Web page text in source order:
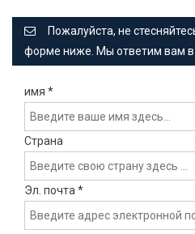
Пожалуйста, не
форме ниже. Мы ответим вам в
имя *
Страна
Эл. почта *